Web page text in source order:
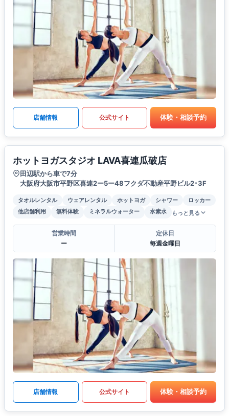
店舗情報 公式サイト 体験・相談予約
ホットヨガスタジオ LAVA喜連瓜破店
田辺駅から車で7分
大阪府大阪市平野区喜連2ー5ー48フクダ不動産平野ビル2･3F
タオルレンタル ウェアレンタル ホットヨガ シャワー
ロッカー
他店舗利用
無料体験 ミネラルウォーター 水素水 もっと見る
営業時間
ー
定休日
毎週金曜日
店舗情報 公式サイト 体験・相談予約